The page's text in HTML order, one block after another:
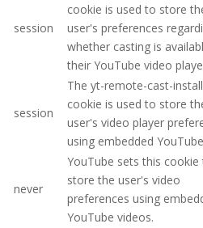
session
cookie is used to store
user's preferences
whether casting is
their YouTube video
session
The yt-remote-cast-
cookie is used to store
user's video player
using embedded
never
YouTube sets this cookie
store the user's video
preferences using
YouTube videos.